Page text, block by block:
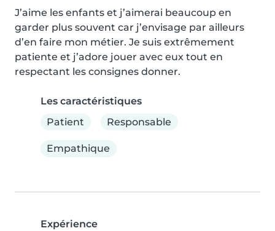
J’aime les enfants et j’aimerai beaucoup en
garder plus souvent car j’envisage par ailleurs
d’en faire mon métier. Je suis extrêmement
patiente et j’adore jouer avec eux tout en
respectant les consignes donner.
Les caractéristiques
Patient
Responsable
Empathique
Expérience